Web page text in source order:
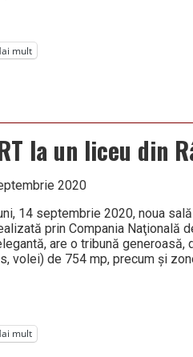
mult
la un liceu din
2020
14 septembrie 2020, noua
prin Compania Naţională
are o tribună generoasă,
volei) de 754 mp, precum şi
mult